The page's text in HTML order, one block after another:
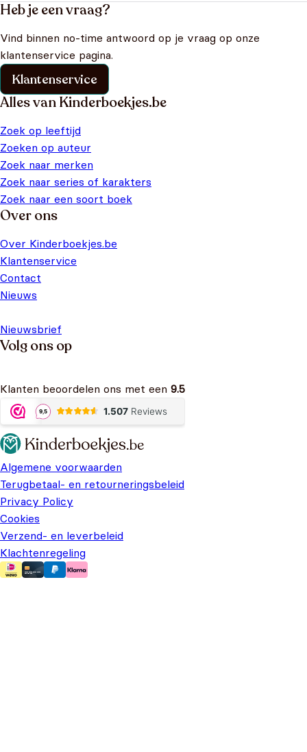
Heb je een vraag?
Vind binnen no-time antwoord op je vraag op onze
klantenservice pagina.
Klantenservice
Alles van Kinderboekjes.be
Zoek op leeftijd
Zoeken op auteur
Zoek naar merken
Zoek naar series of karakters
Zoek naar een soort boek
Over ons
Over Kinderboekjes.be
Klantenservice
Contact
Nieuws
Nieuwsbrief
Volg ons op
Klanten beoordelen ons met een 9.5
Algemene voorwaarden
Terugbetaal- en retourneringsbeleid
Privacy Policy
Cookies
Verzend- en leverbeleid
Klachtenregeling